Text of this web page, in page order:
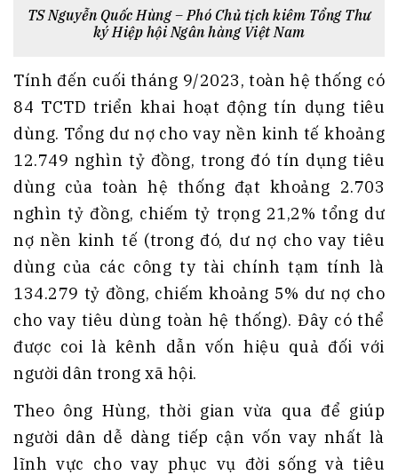
TS Nguyễn Quốc Hùng – Phó Chủ tịch kiêm Tổng Thư
ký Hiệp hội Ngân hàng Việt Nam
Tính đến cuối tháng 9/2023, toàn hệ thống có
84 TCTD triển khai hoạt động tín dụng tiêu
dùng. Tổng dư nợ cho vay nền kinh tế khoảng
12.749 nghìn tỷ đồng, trong đó tín dụng tiêu
dùng của toàn hệ thống đạt khoảng 2.703
nghìn tỷ đồng, chiếm tỷ trọng 21,2% tổng dư
nợ nền kinh tế (trong đó, dư nợ cho vay tiêu
dùng của các công ty tài chính tạm tính là
134.279 tỷ đồng, chiếm khoảng 5% dư nợ cho
cho vay tiêu dùng toàn hệ thống). Đây có thể
được coi là kênh dẫn vốn hiệu quả đối với
người dân trong xã hội.
Theo ông Hùng, thời gian vừa qua để giúp
người dân dễ dàng tiếp cận vốn vay nhất là
lĩnh vực cho vay phục vụ đời sống và tiêu